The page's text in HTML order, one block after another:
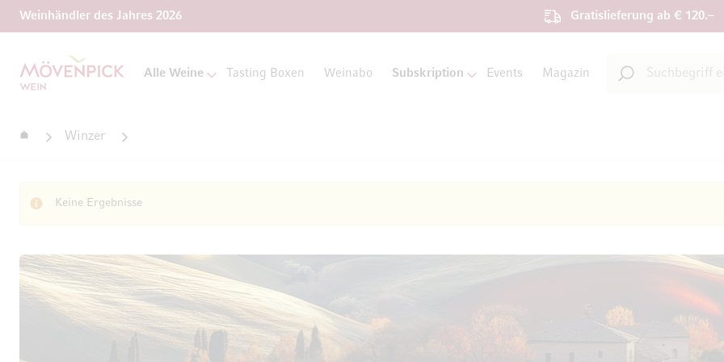
Weinhändler des Jahres 2026 Gratislieferung ab € 120.–
Zur Startseite
Alle Weine Tasting Boxen Weinabo Subskription Events Magazin
Suche
StartseiteWinzer
Keine Ergebnisse